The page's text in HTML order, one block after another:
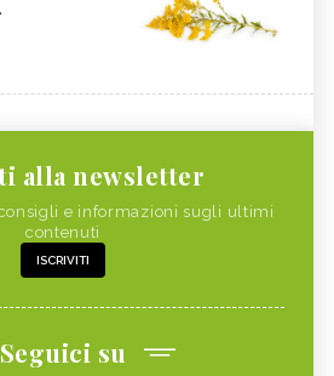
alla newsletter
e informazioni sugli ultimi
contenuti
ISCRIVITI
Seguici su